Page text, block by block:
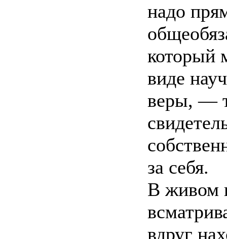
надо
который
виде
веры, —
за себя.
В живом
вдруг